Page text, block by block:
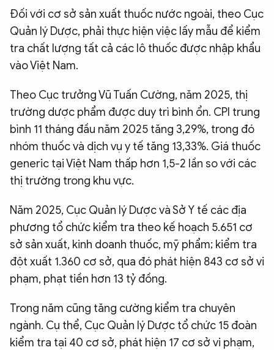
Đối với cơ sở sản xuất thuốc nước ngoài, theo Cục
Quản lý Dược, phải thực hiện việc lấy mẫu để kiểm
tra chất lượng tất cả các lô thuốc được nhập khẩu
vào Việt Nam.
Theo Cục trưởng Vũ Tuấn Cường, năm 2025, thị
trường dược phẩm được duy trì bình ổn. CPI trung
bình 11 tháng đầu năm 2025 tăng 3,29%, trong đó
nhóm thuốc và dịch vụ y tế tăng 13,33%. Giá thuốc
generic tại Việt Nam thấp hơn 1,5-2 lần so với các
thị trường trong khu vực.
Năm 2025, Cục Quản lý Dược và Sở Y tế các địa
phương tổ chức kiểm tra theo kế hoạch 5.651 cơ
sở sản xuất, kinh doanh thuốc, mỹ phẩm; kiểm tra
đột xuất 1.360 cơ sở, qua đó phát hiện 843 cơ sở vi
phạm, phạt tiền hơn 13 tỷ đồng.
Trong năm cũng tăng cường kiểm tra chuyên
ngành. Cụ thể, Cục Quản lý Dược tổ chức 15 đoàn
kiểm tra tại 40 cơ sở, phát hiện 17 cơ sở vi phạm,